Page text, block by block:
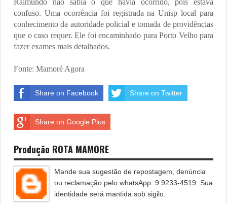
Raimundo não sabia o que havia ocorrido, pois estava
confuso. Uma ocorrência foi registrada na Unisp local para
conhecimento da autoridade policial e tomada de providências
que o caso requer. Ele foi encaminhado para Porto Velho para
fazer exames mais detalhados.
Fonte: Mamoré Agora
Share on Facebook Share on Twitter
Share on Google Plus
Produção ROTA MAMORE
Mande sua sugestão de repostagem, denúncia
ou reclamação pelo whatsApp: 9 9233-4519. Sua
identidade será mantida sob sigilo.